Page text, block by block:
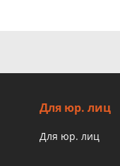
Для юр. лиц
Для юр. лиц